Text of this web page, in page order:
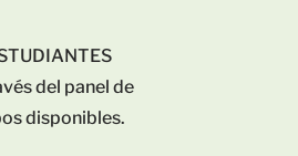
del panel de
disponibles.